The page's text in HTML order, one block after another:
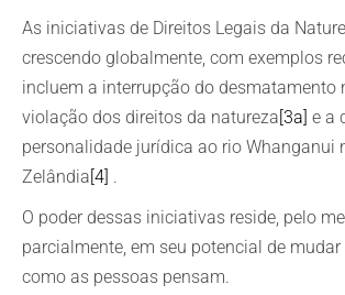
As iniciativas de Direitos Legais da
crescendo globalmente, com exemplos
incluem a interrupção do desmatamento
violação dos direitos da natureza [3a] e a
personalidade jurídica ao rio Whanganui
Zelândia [4] .
O poder dessas iniciativas reside, pelo
parcialmente, em seu potencial de
como as pessoas pensam.